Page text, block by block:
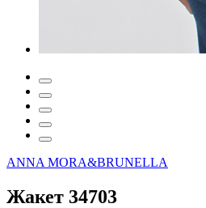
ANNA MORA&BRUNELLA
Жакет 34703